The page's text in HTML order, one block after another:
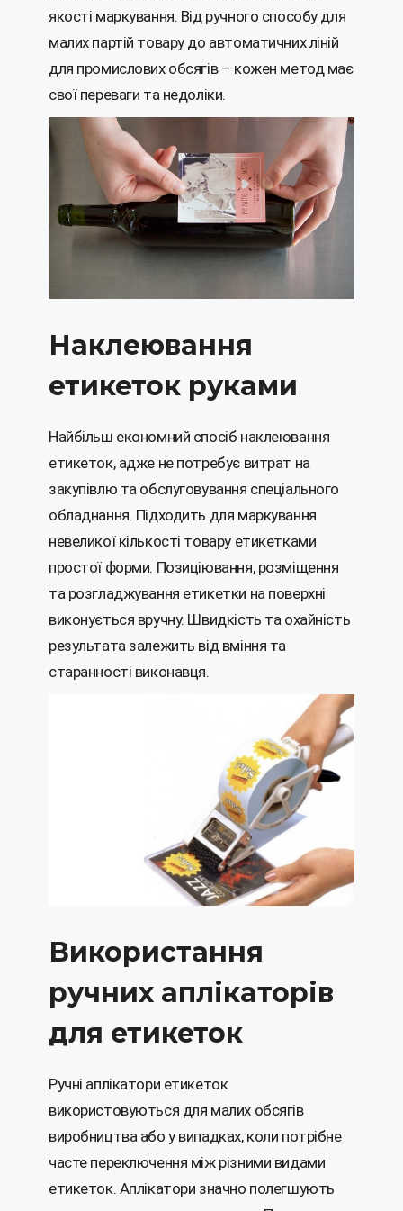
якості маркування. Від ручного способу для
малих партій товару до автоматичних ліній
для промислових обсягів – кожен метод має
свої переваги та недоліки.
Наклеювання
етикеток руками
Найбільш економний спосіб наклеювання
етикеток, адже не потребує витрат на
закупівлю та обслуговування спеціального
обладнання. Підходить для маркування
невеликої кількості товару етикетками
простої форми. Позиціювання, розміщення
та розгладжування етикетки на поверхні
виконується вручну. Швидкість та охайність
результата залежить від вміння та
старанності виконавця.
Використання
ручних аплікаторів
для етикеток
Ручні аплікатори етикеток
використовуються для малих обсягів
виробництва або у випадках, коли потрібне
часте переключення між різними видами
етикеток. Аплікатори значно полегшують